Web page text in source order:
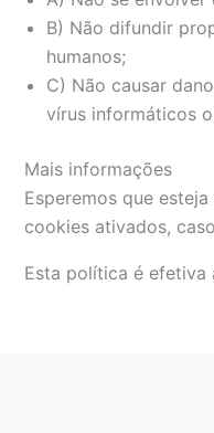
B) Não difundir
humanos;
C) Não causar
vírus informáticos
Mais informações
Esperemos que
cookies ativados,
Esta política é efetiva